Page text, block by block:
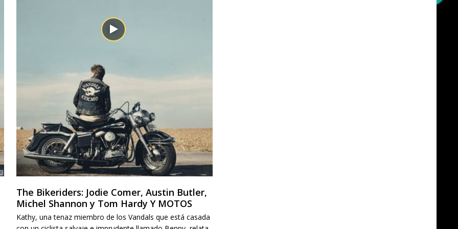
The Bikeriders: Jodie Comer, Austin Butler,
Michel Shannon y Tom Hardy Y MOTOS
Kathy, una tenaz miembro de los Vandals que está casada